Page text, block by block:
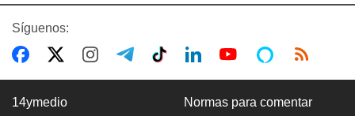
Síguenos:
14ymedio Normas para comentar